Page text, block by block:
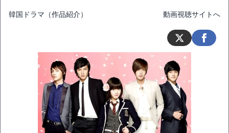
韓国ドラマ（作品紹介） 動画視聴サイトへ